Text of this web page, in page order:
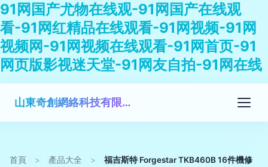
91网国产尤物在线观-91网国产在线观
看-91网红精品在线观看-91网视频-91网
视频网-91网视频在线观看-91网首页-91
网页版影视迷天堂-91网友自拍-91网在线
山東奇創網絡科技有限公司
首頁 > 產品大全 >
福吉斯特 Forgestar TKB460B 16件機修